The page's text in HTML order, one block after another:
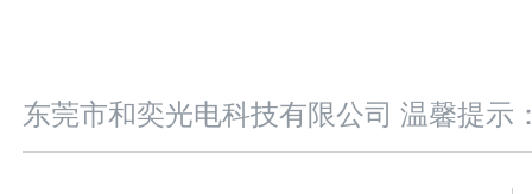
东莞市和奕光电科技有限公司 温馨提示